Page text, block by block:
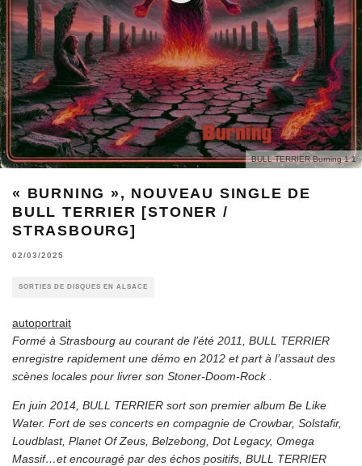
BULL TERRIER Burning 1 1
« BURNING », NOUVEAU SINGLE DE
BULL TERRIER [STONER /
STRASBOURG]
02/03/2025
SORTIES DE DISQUES EN ALSACE
autoportrait
Formé à Strasbourg au courant de l’été 2011, BULL TERRIER
enregistre rapidement une démo en 2012 et part à l’assaut des
scènes locales pour livrer son Stoner-Doom-Rock .
En juin 2014, BULL TERRIER sort son premier album Be Like
Water. Fort de ses concerts en compagnie de Crowbar, Solstafir,
Loudblast, Planet Of Zeus, Belzebong, Dot Legacy, Omega
Massif…et encouragé par des échos positifs, BULL TERRIER